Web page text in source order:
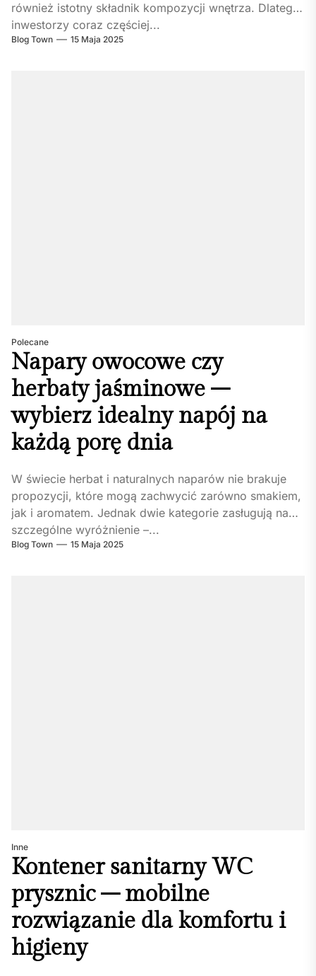
również istotny składnik kompozycji wnętrza. Dlatego
inwestorzy coraz częściej...
Blog Town 15 Maja 2025
Polecane
Napary owocowe czy
herbaty jaśminowe –
wybierz idealny napój na
każdą porę dnia
W świecie herbat i naturalnych naparów nie brakuje
propozycji, które mogą zachwycić zarówno smakiem,
jak i aromatem. Jednak dwie kategorie zasługują na
szczególne wyróżnienie –...
Blog Town 15 Maja 2025
Inne
Kontener sanitarny WC
prysznic – mobilne
rozwiązanie dla komfortu i
higieny